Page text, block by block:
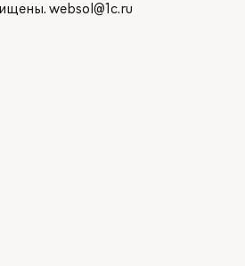
websol@1c.ru